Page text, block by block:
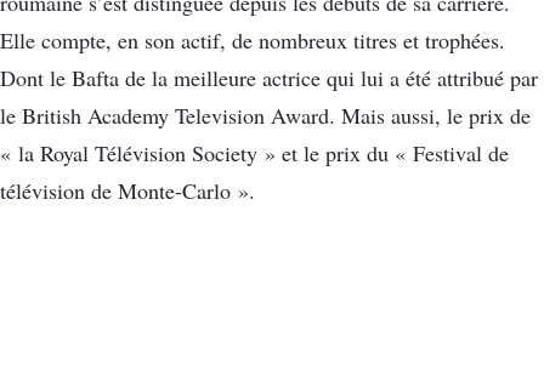
Elle compte, en son actif, de nombreux titres et trophées.
Dont le Bafta de la meilleure actrice qui lui a été attribué par
le British Academy Television Award. Mais aussi, le prix de
« la Royal Télévision Society » et le prix du « Festival de
télévision de Monte-Carlo ».